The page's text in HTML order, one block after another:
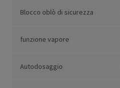
Blocco oblò di sicurezza
funzione vapore
Autodosaggio